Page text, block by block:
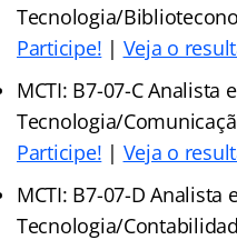
Tecnologia/
Participe! | Veja o
MCTI: B7-07-C Analista
Tecnologia/
Participe! | Veja o
MCTI: B7-07-D Analista
Tecnologia/